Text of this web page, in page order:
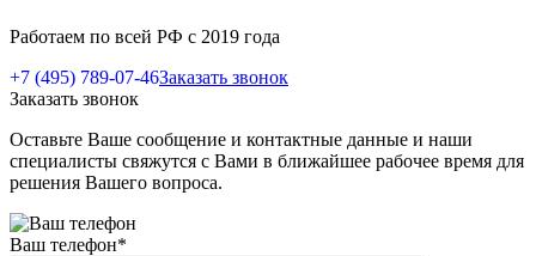
Работаем по всей РФ с 2019 года
+7 (495) 789-07-46Заказать звонок
Заказать звонок
Оставьте Ваше сообщение и контактные данные и наши
специалисты свяжутся с Вами в ближайшее рабочее время для
решения Вашего вопроса.
Ваш телефон*